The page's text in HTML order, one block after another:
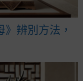
辨別方法，